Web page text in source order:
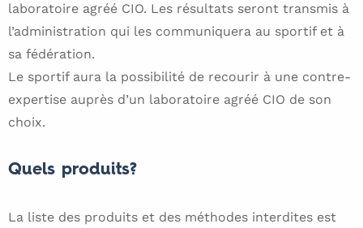
laboratoire agréé CIO. Les résultats seront transmis à
l’administration qui les communiquera au sportif et à
sa fédération.
Le sportif aura la possibilité de recourir à une contre-
expertise auprès d’un laboratoire agréé CIO de son
choix.
Quels produits?
La liste des produits et des méthodes interdites est